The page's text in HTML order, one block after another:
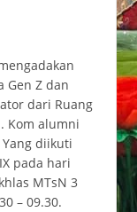
Gen Z dan
dari Ruang
Kom alumni
diikuti
pada hari
MTsN 3
– 09.30.